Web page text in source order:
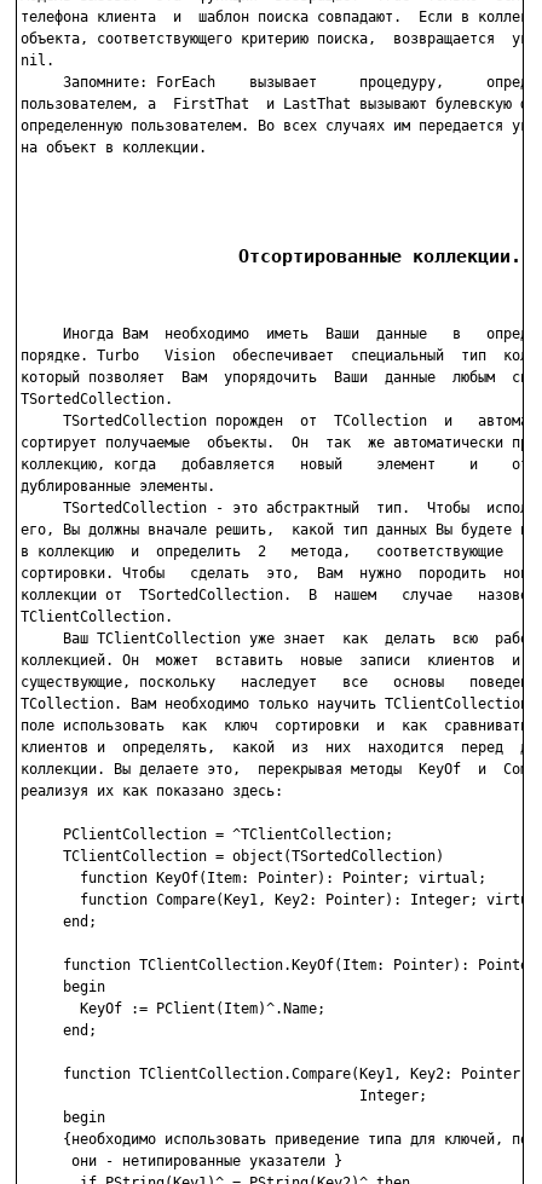
телефона клиента  и  шаблон поиска совпадают.  Если в
объекта, соответствующего критерию поиска,  возвращается
nil.
Запомните: ForEach    вызывает     процедуру,
пользователем, а  FirstThat  и LastThat вызывают булевскую
определенную пользователем. Во всех случаях им передается
на объект в коллекции.
                    Отсортированные коллекции.
Иногда Вам  необходимо  иметь  Ваши  данные   в
порядке. Turbo   Vision  обеспечивает  специальный  тип
который позволяет  Вам  упорядочить  Ваши  данные  любым
TSortedCollection.
TSortedCollection порожден  от  TCollection  и
сортирует получаемые  объекты.  Он  так  же автоматически
коллекцию, когда   добавляется   новый    элемент    и
дублированные элементы.
TSortedCollection - это абстрактный  тип.  Чтобы
его, Вы должны вначале решить,  какой тип данных Вы будете
в коллекцию  и  определить  2   метода,   соответствующие
сортировки. Чтобы   сделать  это,  Вам  нужно  породить
коллекции от  TSortedCollection.  В  нашем   случае
TClientCollection.
Ваш TClientCollection уже знает  как  делать  всю
коллекцией. Он  может  вставить  новые  записи  клиентов  и
существующие, поскольку   наследует   все   основы
TCollection. Вам необходимо только научить TClientCollection,
поле использовать  как  ключ  сортировки  и  как  сравнивать
клиентов и  определять,  какой  из  них  находится  перед
коллекции. Вы делаете это,  перекрывая методы  KeyOf  и
реализуя их как показано здесь:
     PClientCollection = ^TClientCollection;
     TClientCollection = object(TSortedCollection)
       function KeyOf(Item: Pointer): Pointer; virtual;
function Compare(Key1, Key2: Pointer): Integer;
     end;
function TClientCollection.KeyOf(Item: Pointer):
     begin
       KeyOf := PClient(Item)^.Name;
     end;
     function TClientCollection.Compare(Key1, Key2: Pointer):
                                        Integer;
     begin
{необходимо использовать приведение типа для ключей,
      они - нетипированные указатели }